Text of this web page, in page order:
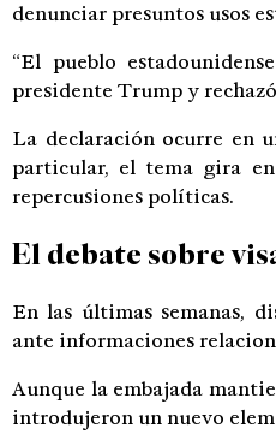
denunciar presuntos usos
“El pueblo
presidente Trump y
La declaración ocurre en
particular, el tema gira
repercusiones políticas.
El debate sobre
En las últimas semanas,
ante informaciones
Aunque la embajada
introdujeron un nuevo